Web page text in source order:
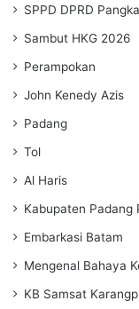
SPPD DPRD
Sambut HKG 2026
Perampokan
John Kenedy Azis
Padang
Tol
Al Haris
Kabupaten Padang
Embarkasi Batam
Mengenal Bahaya
KB Samsat